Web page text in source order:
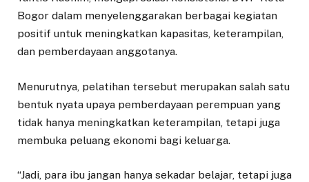
Bogor dalam menyelenggarakan berbagai kegiatan
positif untuk meningkatkan kapasitas, keterampilan,
dan pemberdayaan anggotanya.
Menurutnya, pelatihan tersebut merupakan salah satu
bentuk nyata upaya pemberdayaan perempuan yang
tidak hanya meningkatkan keterampilan, tetapi juga
membuka peluang ekonomi bagi keluarga.
“Jadi, para ibu jangan hanya sekadar belajar, tetapi juga